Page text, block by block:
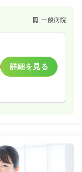
一般病院
詳細を見る